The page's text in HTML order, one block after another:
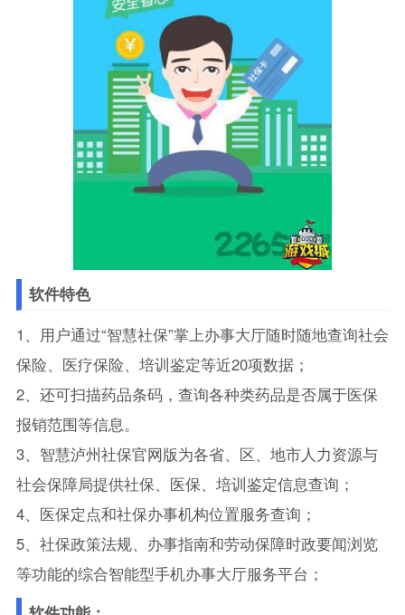
软件特色
1、用户通过“智慧社保”掌上办事大厅随时随地查询社会
保险、医疗保险、培训鉴定等近20项数据；
2、还可扫描药品条码，查询各种类药品是否属于医保
报销范围等信息。
3、智慧泸州社保官网版为各省、区、地市人力资源与
社会保障局提供社保、医保、培训鉴定信息查询；
4、医保定点和社保办事机构位置服务查询；
5、社保政策法规、办事指南和劳动保障时政要闻浏览
等功能的综合智能型手机办事大厅服务平台；